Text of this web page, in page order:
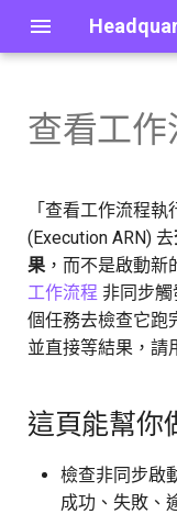
搜
尋
概覽
快速開始
概念
通用介面元件
建立 Agent
Copilot
Agent 設定總覽
工具設定
版本紀錄
概覽
JSONPath 語法
Template 語法
變數 (Variable)
進階：Path
進階：外部記憶體
這頁能幫你做什麼
開始前
最小可跟做範例：
再查詢
操作步驟
執行設定（摺疊區
實際範例
概覽
大型語言模型
嵌入模型
樣板
檢索器
排序器
概覽
群組
使用者
使用者對話記錄
應用程式 API 金鑰
用量
概覽
個人資料
安全
API 金鑰
概覽
前置準備：建立知
教學 01：建立 QA
教學 02：為 Agent
工具
MCP 伺服器
教學 04：建立 RAG
最佳實踐
疑難排解
詞彙表
常見問題
查看工
「查看工作流程
(Execution ARN) 去
果，而不是啟動新
工作流程 非同步
個任務去檢查它跑
並直接等結果，請
這頁能幫你
檢查非同步啟
成功、失敗、